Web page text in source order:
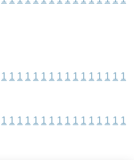
1 1 1 1 1 1 1 1 1 1 1 1 1 1 1 1
1 1 1 1 1 1 1 1 1 1 1 1 1 1 1 1